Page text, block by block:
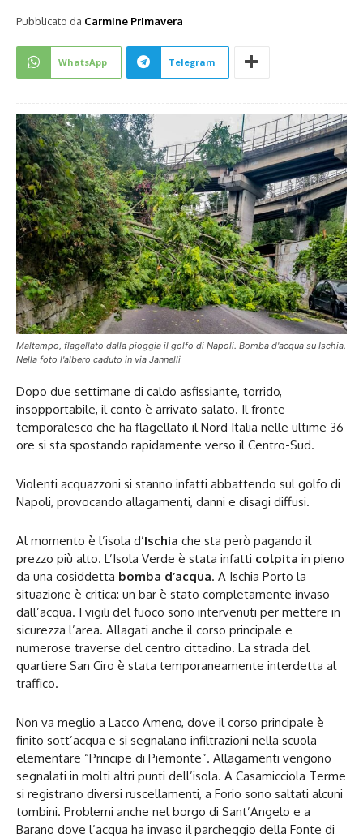
Pubblicato da Carmine Primavera
WhatsApp Telegram
Maltempo, flagellato dalla pioggia il golfo di Napoli. Bomba d'acqua su Ischia.
Nella foto l'albero caduto in via Jannelli
Dopo due settimane di caldo asfissiante, torrido,
insopportabile, il conto è arrivato salato. Il fronte
temporalesco che ha flagellato il Nord Italia nelle ultime 36
ore si sta spostando rapidamente verso il Centro-Sud.
Violenti acquazzoni si stanno infatti abbattendo sul golfo di
Napoli, provocando allagamenti, danni e disagi diffusi.
Al momento è l’isola d’Ischia che sta però pagando il
prezzo più alto. L’Isola Verde è stata infatti colpita in pieno
da una cosiddetta bomba d’acqua. A Ischia Porto la
situazione è critica: un bar è stato completamente invaso
dall’acqua. I vigili del fuoco sono intervenuti per mettere in
sicurezza l’area. Allagati anche il corso principale e
numerose traverse del centro cittadino. La strada del
quartiere San Ciro è stata temporaneamente interdetta al
traffico.
Non va meglio a Lacco Ameno, dove il corso principale è
finito sott’acqua e si segnalano infiltrazioni nella scuola
elementare “Principe di Piemonte”. Allagamenti vengono
segnalati in molti altri punti dell’isola. A Casamicciola Terme
si registrano diversi ruscellamenti, a Forio sono saltati alcuni
tombini. Problemi anche nel borgo di Sant’Angelo e a
Barano dove l’acqua ha invaso il parcheggio della Fonte di